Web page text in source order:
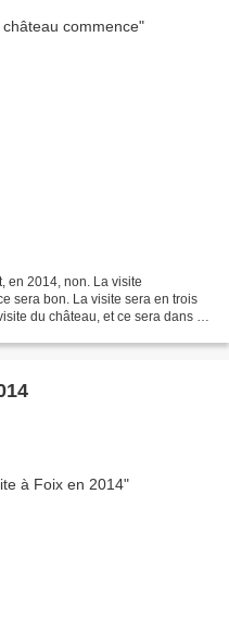
en 2014, non. La visite
sera bon. La visite sera en trois
du château, et ce sera dans la